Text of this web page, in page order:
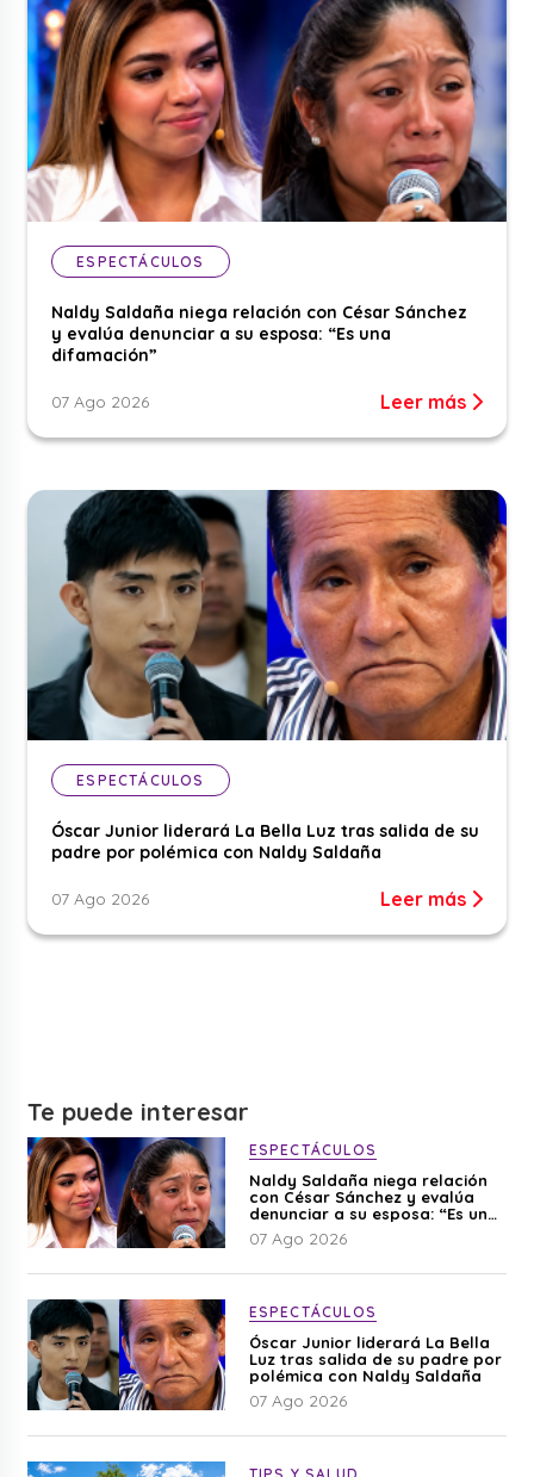
ESPECTÁCULOS
Naldy Saldaña niega relación con César Sánchez
y evalúa denunciar a su esposa: “Es una
difamación”
07 Ago 2026 Leer más
ESPECTÁCULOS
Óscar Junior liderará La Bella Luz tras salida de su
padre por polémica con Naldy Saldaña
07 Ago 2026 Leer más
Te puede interesar
ESPECTÁCULOS
Naldy Saldaña niega relación
con César Sánchez y evalúa
denunciar a su esposa: “Es una
difamación”
07 Ago 2026
ESPECTÁCULOS
Óscar Junior liderará La Bella
Luz tras salida de su padre por
polémica con Naldy Saldaña
07 Ago 2026